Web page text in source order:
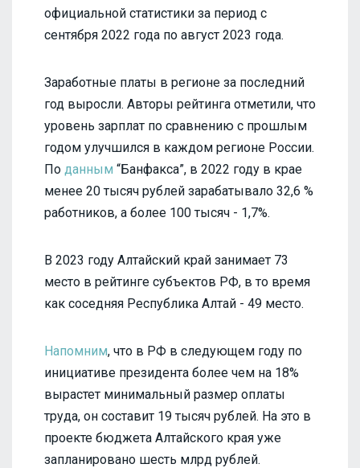
официальной статистики за период с
сентября 2022 года по август 2023 года.
Заработные платы в регионе за последний
год выросли. Авторы рейтинга отметили, что
уровень зарплат по сравнению с прошлым
годом улучшился в каждом регионе России.
По данным “Банфакса”, в 2022 году в крае
менее 20 тысяч рублей зарабатывало 32,6 %
работников, а более 100 тысяч - 1,7%.
В 2023 году Алтайский край занимает 73
место в рейтинге субъектов РФ, в то время
как соседняя Республика Алтай - 49 место.
Напомним, что в РФ в следующем году по
инициативе президента более чем на 18%
вырастет минимальный размер оплаты
труда, он составит 19 тысяч рублей. На это в
проекте бюджета Алтайского края уже
запланировано шесть млрд рублей.